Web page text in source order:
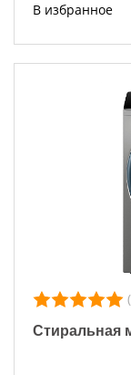
В избранное
Стиральная